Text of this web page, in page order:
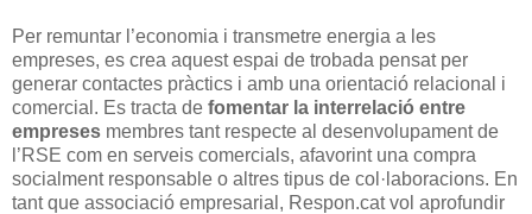
Per remuntar l’economia i transmetre energia a les
empreses, es crea aquest espai de trobada pensat per
generar contactes pràctics i amb una orientació relacional i
comercial. Es tracta de fomentar la interrelació entre
empreses membres tant respecte al desenvolupament de
l’RSE com en serveis comercials, afavorint una compra
socialment responsable o altres tipus de col·laboracions. En
tant que associació empresarial, Respon.cat vol aprofundir